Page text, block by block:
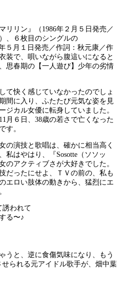
リリン』（1986年２月５日発売／
、６枚目のシングルの
５月１日発売／作詞：秋元康／作
装で、唄いながら腹這いになると
思春期の【一人遊び】少年の劣情
て快く感じていなかったのでしょ
間に入り、ふたたび元気な姿を見
ジカル女優に転身していました。
月６日、38歳の若さで亡くなった
す。
の演技と歌唱は、確かに相当高く
私はやはり、『Sosotte（ソソッ
のアクティブさが大好きでした。
だったにせよ、ＴＶの前の、私も
エロい肢体の動きから、猛烈にエ
われて
る〜♪
うと、逆に食傷気味になり、もう
れる元アイドル歌手が、畑中葉